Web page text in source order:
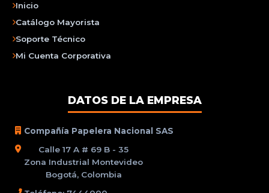
Inicio
Catálogo Mayorista
Soporte Técnico
Mi Cuenta Corporativa
DATOS DE LA EMPRESA
Compañía Papelera Nacional SAS
Calle 17 A # 69 B - 35
Zona Industrial Montevideo
Bogotá, Colombia